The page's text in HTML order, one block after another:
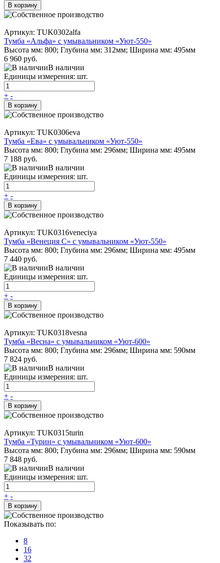
В корзину
Артикул: TUK0302alfa
Тумба «Альфа» с умывальником «Уют-550»
Высота мм: 800; Глубина мм: 312мм; Ширина мм: 495мм
6 960 руб.
В наличии
Единицы измерения: шт.
+ -
В корзину
Артикул: TUK0306eva
Тумба «Ева» с умывальником «Уют-550»
Высота мм: 800; Глубина мм: 296мм; Ширина мм: 495мм
7 188 руб.
В наличии
Единицы измерения: шт.
+ -
В корзину
Артикул: TUK0316veneciya
Тумба «Венеция С» с умывальником «Уют-550»
Высота мм: 800; Глубина мм: 296мм; Ширина мм: 495мм
7 440 руб.
В наличии
Единицы измерения: шт.
+ -
В корзину
Артикул: TUK0318vesna
Тумба «Весна» с умывальником «Уют-600»
Высота мм: 800; Глубина мм: 296мм; Ширина мм: 590мм
7 824 руб.
В наличии
Единицы измерения: шт.
+ -
В корзину
Артикул: TUK0315turin
Тумба «Турин» с умывальником «Уют-600»
Высота мм: 800; Глубина мм: 296мм; Ширина мм: 590мм
7 848 руб.
В наличии
Единицы измерения: шт.
+ -
В корзину
Показывать по:
8
16
32